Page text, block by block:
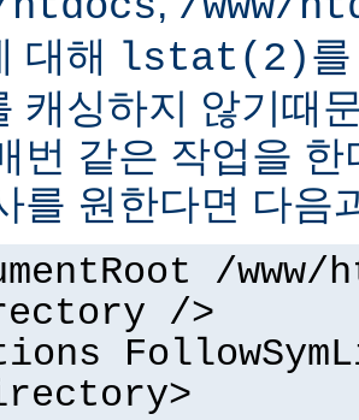
대해
lstat(2)
캐싱하지 않기때
번 같은 작업을
를 원한다면 다음
/www/
/>